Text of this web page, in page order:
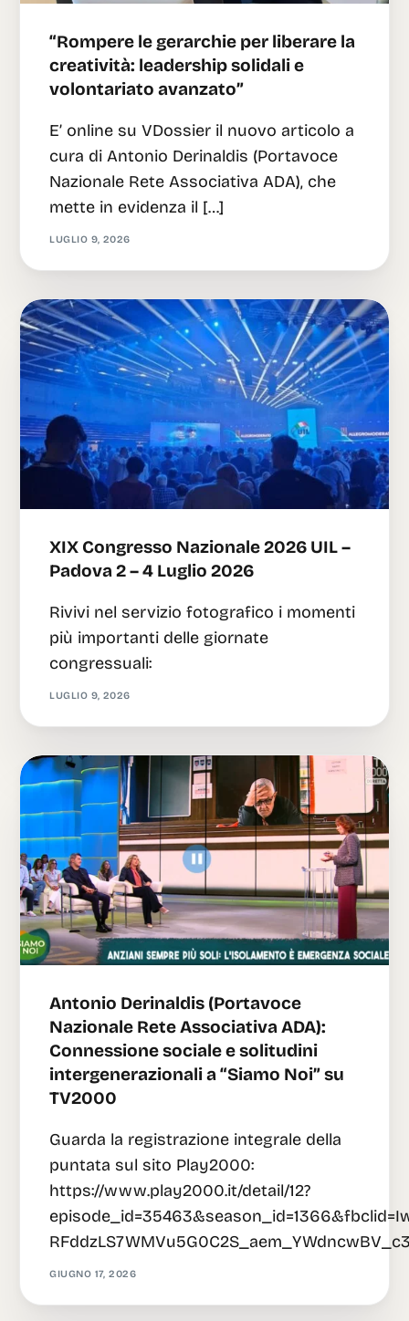
“Rompere le gerarchie per liberare la
creatività: leadership solidali e
volontariato avanzato”
E’ online su VDossier il nuovo articolo a
cura di Antonio Derinaldis (Portavoce
Nazionale Rete Associativa ADA), che
mette in evidenza il […]
LUGLIO 9, 2026
XIX Congresso Nazionale 2026 UIL –
Padova 2 – 4 Luglio 2026
Rivivi nel servizio fotografico i momenti
più importanti delle giornate
congressuali:
LUGLIO 9, 2026
Antonio Derinaldis (Portavoce
Nazionale Rete Associativa ADA):
Connessione sociale e solitudini
intergenerazionali a “Siamo Noi” su
TV2000
Guarda la registrazione integrale della
puntata sul sito Play2000:
https://www.play2000.it/detail/12?
GIUGNO 17, 2026